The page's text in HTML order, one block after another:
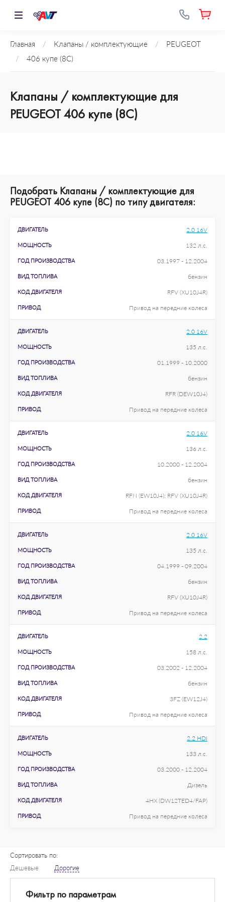
Главная / Клапаны / комплектующие /
PEUGEOT
/
406 купе (8C)
Клапаны / комплектующие для
PEUGEOT 406 купе (8C)
Подобрать Клапаны / комплектующие для
PEUGEOT 406 купе (8C) по типу двигателя:
ДВИГАТЕЛЬ 2.0 16V
МОЩНОСТЬ 132 л.с.
ГОД ПРОИЗВОДСТВА 03.1997 - 12.2004
ВИД ТОПЛИВА бензин
КОД ДВИГАТЕЛЯ RFV (XU10J4R)
ПРИВОД Привод на передние колеса
ДВИГАТЕЛЬ 2.0 16V
МОЩНОСТЬ 135 л.с.
ГОД ПРОИЗВОДСТВА 01.1999 - 10.2000
ВИД ТОПЛИВА бензин
КОД ДВИГАТЕЛЯ RFR (DEW10J4)
ПРИВОД Привод на передние колеса
ДВИГАТЕЛЬ 2.0 16V
МОЩНОСТЬ 136 л.с.
ГОД ПРОИЗВОДСТВА 10.2000 - 12.2004
ВИД ТОПЛИВА бензин
КОД ДВИГАТЕЛЯ RFN (EW10J4); RFV (XU10J4R)
ПРИВОД Привод на передние колеса
ДВИГАТЕЛЬ 2.0 16V
МОЩНОСТЬ 135 л.с.
ГОД ПРОИЗВОДСТВА 04.1999 - 09.2004
ВИД ТОПЛИВА бензин
КОД ДВИГАТЕЛЯ RFV (XU10J4R)
ПРИВОД Привод на передние колеса
ДВИГАТЕЛЬ 2.2
МОЩНОСТЬ 158 л.с.
ГОД ПРОИЗВОДСТВА 03.2002 - 12.2004
ВИД ТОПЛИВА бензин
КОД ДВИГАТЕЛЯ 3FZ (EW12J4)
ПРИВОД Привод на передние колеса
ДВИГАТЕЛЬ 2.2 HDI
МОЩНОСТЬ 133 л.с.
ГОД ПРОИЗВОДСТВА 03.2000 - 12.2004
ВИД ТОПЛИВА Дизель
КОД ДВИГАТЕЛЯ 4HX (DW12TED4/FAP)
ПРИВОД Привод на передние колеса
Сортировать по:
Дешевые
Дорогие
Фильтр по параметрам